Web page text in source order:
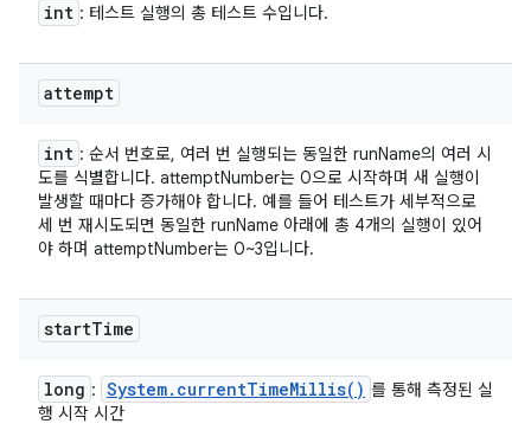
int : 테스트 실행의 총 테스트 수입니다.
attempt
int : 순서 번호로, 여러 번 실행되는 동일한 runName의 여러 시
도를 식별합니다. attemptNumber는 0으로 시작하며 새 실행이
발생할 때마다 증가해야 합니다. 예를 들어 테스트가 세부적으로
세 번 재시도되면 동일한 runName 아래에 총 4개의 실행이 있어
야 하며 attemptNumber는 0~3입니다.
startTime
long : System. currentTimeMillis( ) 를 통해 측정된 실
행 시작 시간